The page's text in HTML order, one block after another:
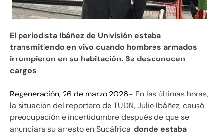
El periodista Ibáñez de Univisión estaba
transmitiendo en vivo cuando hombres armados
irrumpieron en su habitación. Se desconocen
cargos
Regeneración, 26 de marzo 2026– En las últimas horas,
la situación del reportero de TUDN, Julio Ibáñez, causó
preocupación e incertidumbre después de que se
anunciara su arresto en Sudáfrica,donde estaba